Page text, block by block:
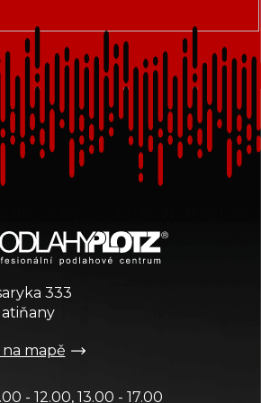
333
mapě
- 12.00, 13.00 - 17.00